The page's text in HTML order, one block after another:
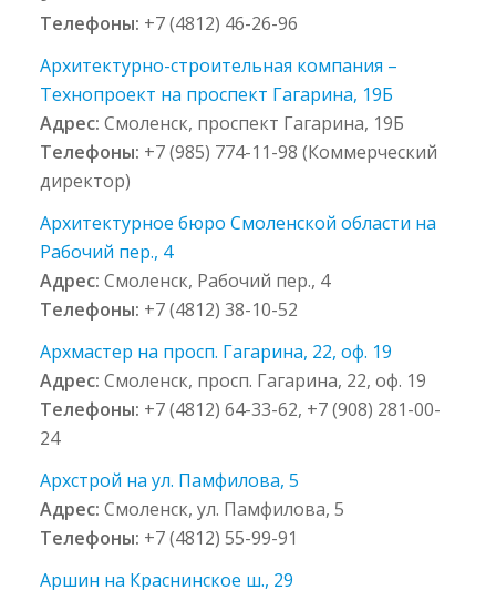
Телефоны: +7 (4812) 46-26-96
Архитектурно-строительная компания –
Технопроект на проспект Гагарина, 19Б
Адрес:Смоленск, проспект Гагарина, 19Б
Телефоны: +7 (985) 774-11-98 (Коммерческий
директор)
Архитектурное бюро Смоленской области на
Рабочий пер., 4
Адрес:Смоленск, Рабочий пер., 4
Телефоны: +7 (4812) 38-10-52
Архмастер на просп. Гагарина, 22, оф. 19
Адрес:Смоленск, просп. Гагарина, 22, оф. 19
Телефоны: +7 (4812) 64-33-62, +7 (908) 281-00-
24
Архстрой на ул. Памфилова, 5
Адрес:Смоленск, ул. Памфилова, 5
Телефоны: +7 (4812) 55-99-91
Аршин на Краснинское ш., 29